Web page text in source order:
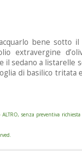
bene sotto
extravergine
il sedano a
di basilico
senza preventiva